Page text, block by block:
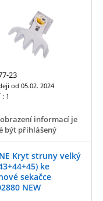
23
od 05.02. 2024
: 1
informací je
být přihlášený
Kryt struny velký
ke
sekačce
NEW